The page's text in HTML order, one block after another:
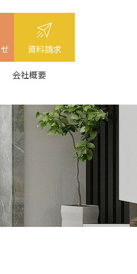
資料請求
会社概要